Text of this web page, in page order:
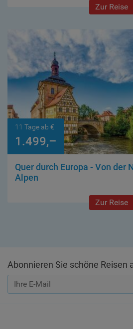
Zur Reise
11 Tage ab €
1.499,–
Quer durch Europa - Von der
Alpen
Zur Reise
Abonnieren Sie schöne Reisen